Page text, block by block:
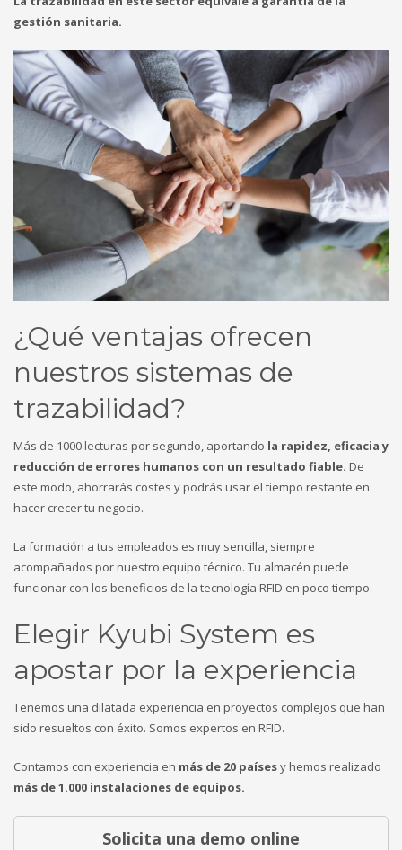
gestión sanitaria.
¿Qué ventajas ofrecen
nuestros sistemas de
trazabilidad?
Más de 1000 lecturas por segundo, aportando la rapidez, eficacia y
reducción de errores humanos con un resultado fiable. De
este modo, ahorrarás costes y podrás usar el tiempo restante en
hacer crecer tu negocio.
La formación a tus empleados es muy sencilla, siempre
acompañados por nuestro equipo técnico. Tu almacén puede
funcionar con los beneficios de la tecnología RFID en poco tiempo.
Elegir Kyubi System es
apostar por la experiencia
Tenemos una dilatada experiencia en proyectos complejos que han
sido resueltos con éxito. Somos expertos en RFID.
Contamos con experiencia en más de 20 paísesy hemos realizado
más de 1.000 instalaciones de equipos.
Solicita una demo online